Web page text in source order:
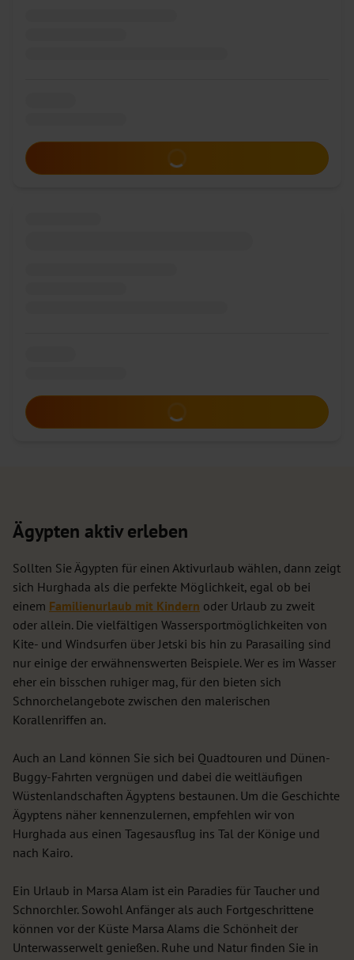
Ägypten aktiv erleben
Sollten Sie Ägypten für einen Aktivurlaub wählen, dann zeigt
sich Hurghada als die perfekte Möglichkeit, egal ob bei
einem Familienurlaub mit Kindern oder Urlaub zu zweit
oder allein. Die vielfältigen Wassersportmöglichkeiten von
Kite- und Windsurfen über Jetski bis hin zu Parasailing sind
nur einige der erwähnenswerten Beispiele. Wer es im Wasser
eher ein bisschen ruhiger mag, für den bieten sich
Schnorchelangebote zwischen den malerischen
Korallenriffen an.
Auch an Land können Sie sich bei Quadtouren und Dünen-
Buggy-Fahrten vergnügen und dabei die weitläufigen
Wüstenlandschaften Ägyptens bestaunen. Um die Geschichte
Ägyptens näher kennenzulernen, empfehlen wir von
Hurghada aus einen Tagesausflug ins Tal der Könige und
nach Kairo.
Ein Urlaub in Marsa Alam ist ein Paradies für Taucher und
Schnorchler. Sowohl Anfänger als auch Fortgeschrittene
können vor der Küste Marsa Alams die Schönheit der
Unterwasserwelt genießen. Ruhe und Natur finden Sie in